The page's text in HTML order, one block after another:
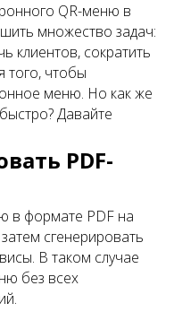
QR-меню в
множество задач:
клиентов, сократить
того, чтобы
меню. Но как же
Давайте
PDF-
в формате PDF на
сгенерировать
В таком случае
без всех